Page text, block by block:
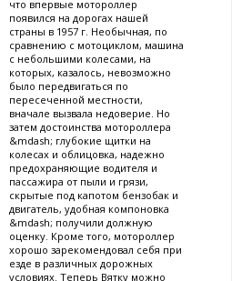
что впервые мотороллер
появился на дорогах нашей
страны в 1957 г. Необычная, по
сравнению с мотоциклом, машина
с небольшими колесами, на
которых, казалось, невозможно
было передвигаться по
пересеченной местности,
вначале вызвала недоверие. Но
затем достоинства мотороллера
&mdash; глубокие щитки на
колесах и облицовка, надежно
предохраняющие водителя и
пассажира от пыли и грязи,
скрытые под капотом бензобак и
двигатель, удобная компоновка
&mdash; получили должную
оценку. Кроме того, мотороллер
хорошо зарекомендовал себя при
езде в различных дорожных
условиях. Теперь Вятку можно